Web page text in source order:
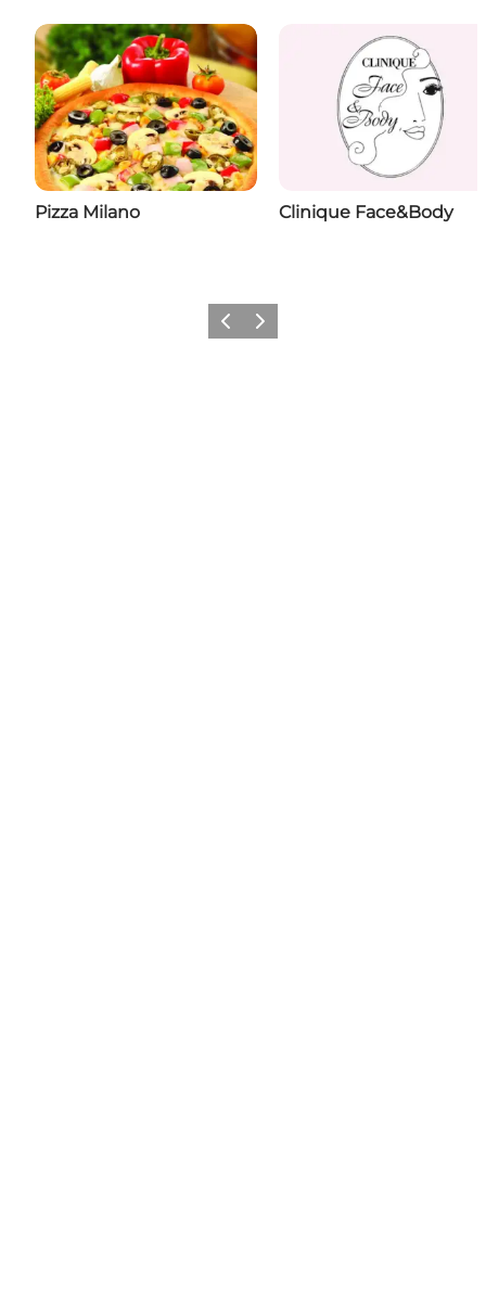
Pizza Milano Clinique Face&Body
ForrigeNæste